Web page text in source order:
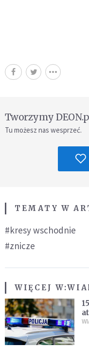
Tworzymy
Tu możesz nas wesprzeć.
TEMATY W
#kresy wschodnie
#znicze
WIĘCEJ W: